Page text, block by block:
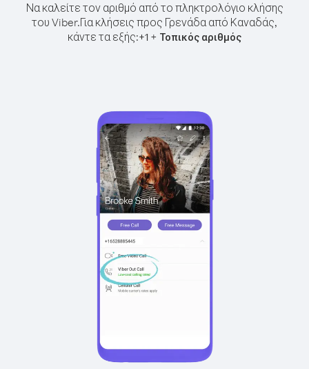
Να καλείτε τον αριθμό από το πληκτρολόγιο κλήσης
του Viber.Για κλήσεις προς Γρενάδα από Καναδάς,
κάντε τα εξής:+1 + Τοπικός αριθμός